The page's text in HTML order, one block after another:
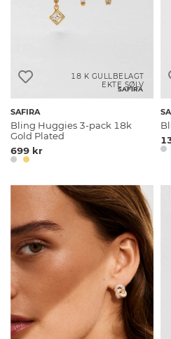
SAFIRA
18 K GULLBELAGT
EKTE SØLV
SAFIRA
Bling Huggies 3-pack 18k
Gold Plated
699 kr